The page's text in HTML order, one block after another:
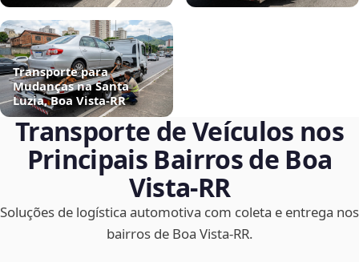
Transporte para
Mudanças na Santa
Luzia, Boa Vista‑RR
Transporte de Veículos nos
Principais Bairros de Boa
Vista‑RR
Soluções de logística automotiva com coleta e entrega nos
bairros de Boa Vista‑RR.